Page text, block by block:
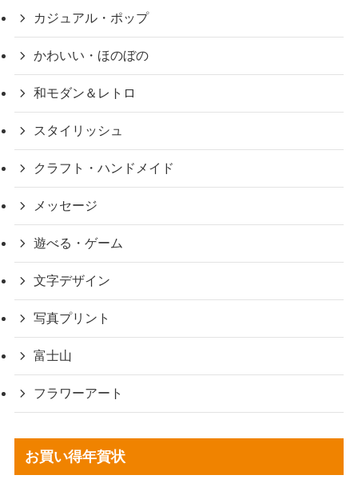
カジュアル・ポップ
かわいい・ほのぼの
和モダン＆レトロ
スタイリッシュ
クラフト・ハンドメイド
メッセージ
遊べる・ゲーム
文字デザイン
写真プリント
富士山
フラワーアート
お買い得年賀状